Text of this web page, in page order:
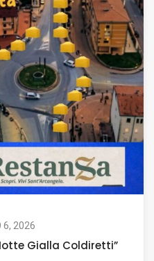
6, 2026
Gialla Coldiretti”